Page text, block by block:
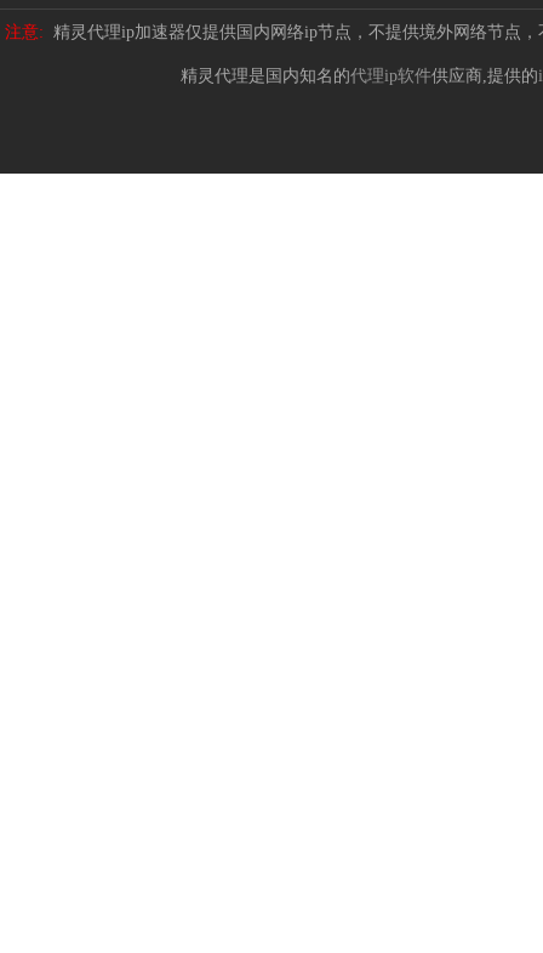
注意: 精灵代理ip加速器仅提供国内网络ip节点，不提供境外网络节点
精灵代理是国内知名的代理ip软件供应商,提供的